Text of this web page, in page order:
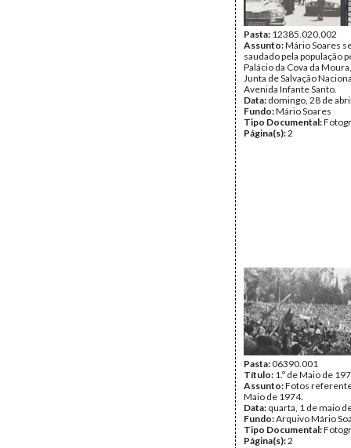
Pasta: 12385.020.002
Assunto:Mário Soares
saudado pela população
Palácio da Cova da
Junta de Salvação
Avenida Infante Santo.
Data: domingo, 28 de
Fundo:Mário Soares
Tipo Documental:
Página(s):2
Pasta:06390.001
Título: 1.º de Maio de
Assunto:Fotos
Maio de 1974.
Data: quarta, 1 de maio
Fundo:Arquivo Mário
Tipo Documental:
Página(s):2